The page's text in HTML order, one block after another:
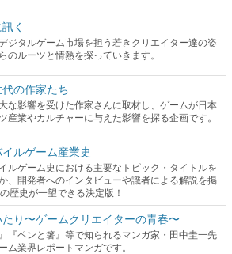
く
ジタルゲーム市場を担う若きクリエイター達の姿
のルーツと情熱を探っていきます。
の作家たち
な影響を受けた作家さんに取材し、ゲームが日本
産業やカルチャーに与えた影響を探る企画です。
ルゲーム産業史
ルゲーム史における主要なトピック・タイトルを
、開発者へのインタビューや識者による解説を掲
歴史が一望できる決定版！
り〜ゲームクリエイターの青春〜
『ペンと箸』等で知られるマンガ家・田中圭一先
ム業界レポートマンガです。